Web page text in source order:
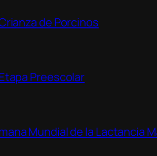
de Porcinos
Preescolar
Mundial de la Lactancia